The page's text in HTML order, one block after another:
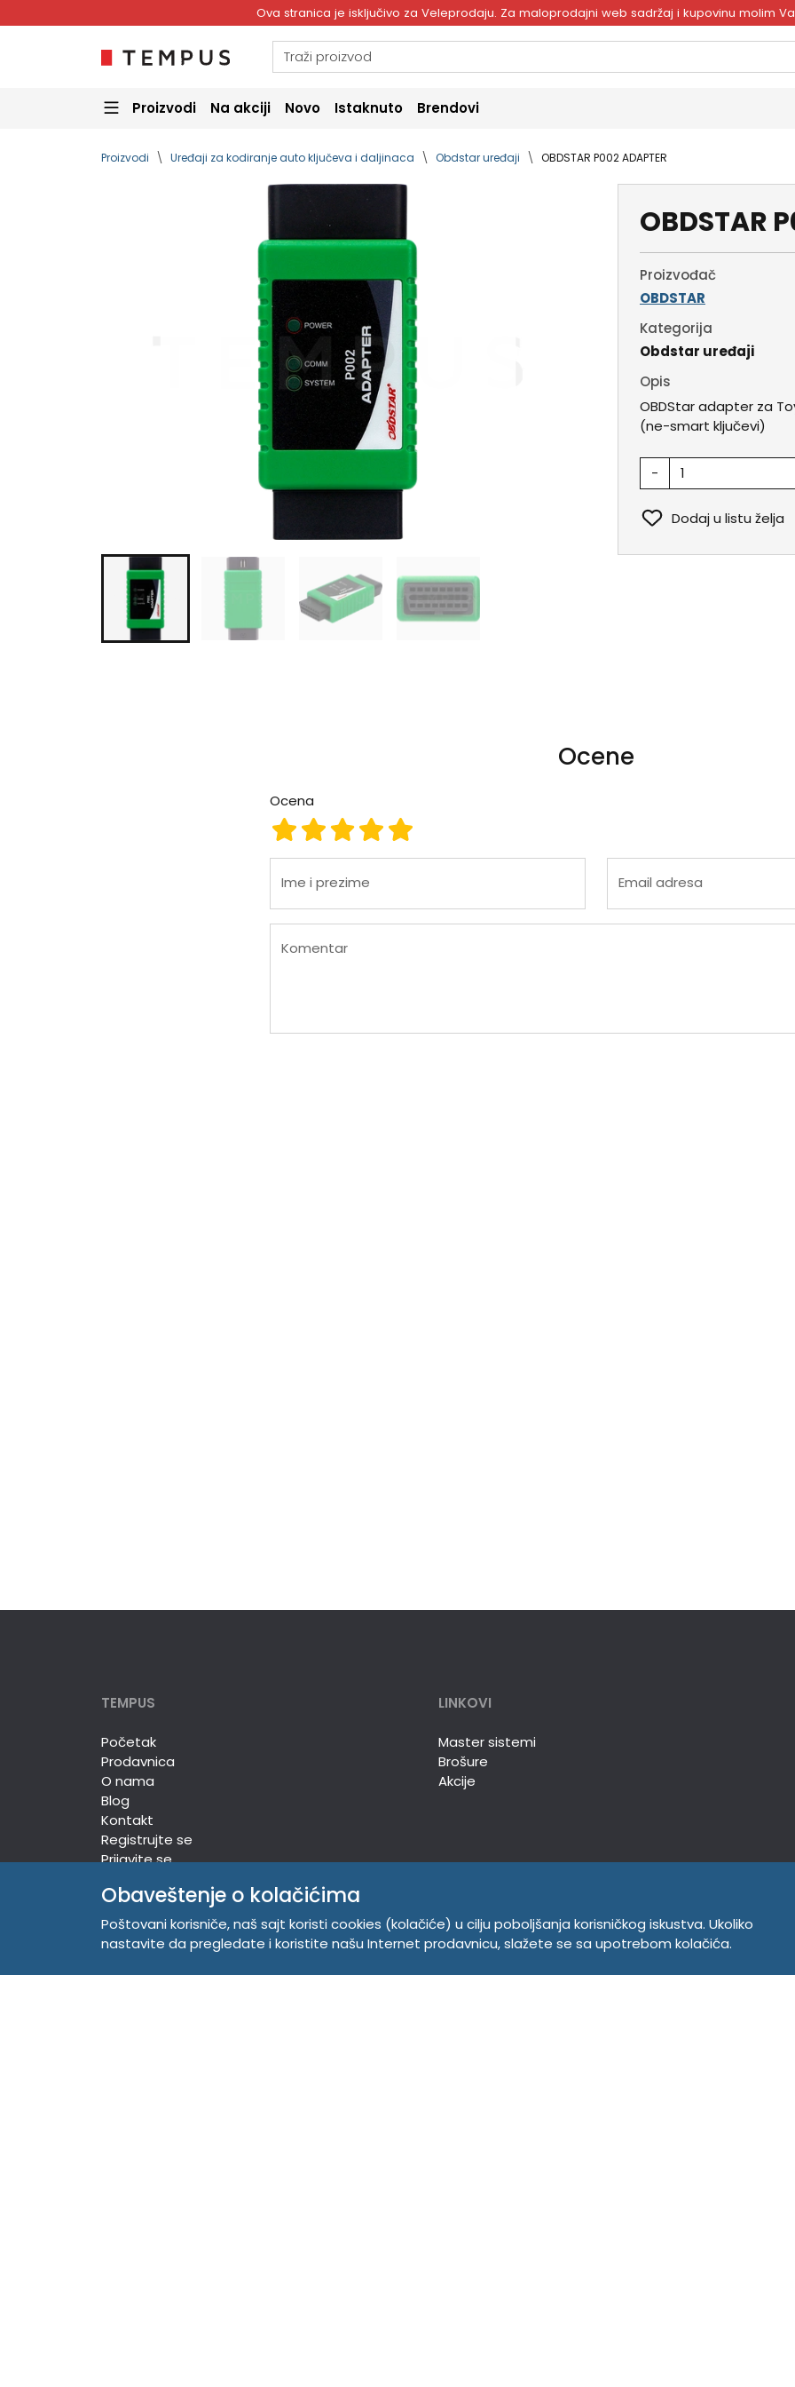
Ova stranica je isključivo za Veleprodaju. Za maloprodajni web sadržaj i kupovinu molim
Proizvodi Na akciji Novo Istaknuto Brendovi
Proizvodi Uređaji za kodiranje auto ključeva i daljinaca Obdstar uređaji OBDSTAR P002 ADAPTER
OBDSTAR
Proizvođač
OBDSTAR
Kategorija
Obdstar uređaji
Opis
OBDStar adapter za
(ne-smart ključevi)
-
Dodaj u listu želja
Ocene
Ocena
Ocena 5
Ocena 4
Ocena 3
Ocena 2
Ocena 1
Ime i prezime Email adresa
Komentar
TEMPUS
Početak
Prodavnica
O nama
Blog
Kontakt
Registrujte se
Prijavite se
LINKOVI
Master sistemi
Brošure
Akcije
TEMPUS DOO
Trg Komenskog 2, 21000
INFORMACIJE
Politika o kolačićima
Obaveštenje o kolačićima
Poštovani korisniče, naš sajt koristi cookies (kolačiće) u cilju poboljšanja korisničkog iskustva. Ukoliko
nastavite da pregledate i koristite našu Internet prodavnicu, slažete se sa upotrebom kolačića.